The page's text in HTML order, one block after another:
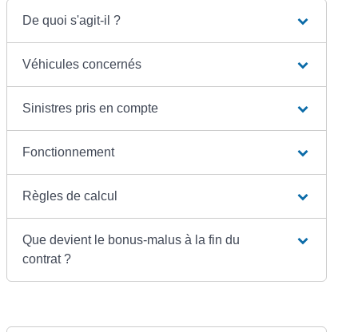
De quoi s'agit-il ?
Véhicules concernés
Sinistres pris en compte
Fonctionnement
Règles de calcul
Que devient le bonus-malus à la fin du
contrat ?